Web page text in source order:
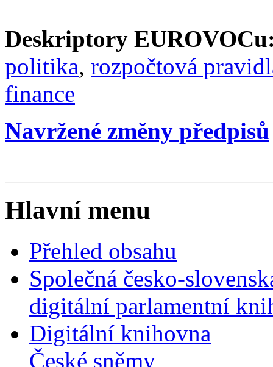
Deskriptory
politika, rozpočtová
finance
Navržené změny předpisů
Hlavní menu
Přehled obsahu
Společná česko-
digitální parlamentní
Digitální knihovna
České sněmy